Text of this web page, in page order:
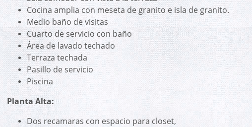
Cocina amplia con meseta de granito e isla de granito.
Medio baño de visitas
Cuarto de servicio con baño
Área de lavado techado
Terraza techada
Pasillo de servicio
Piscina
Planta Alta:
Dos recamaras con espacio para closet,